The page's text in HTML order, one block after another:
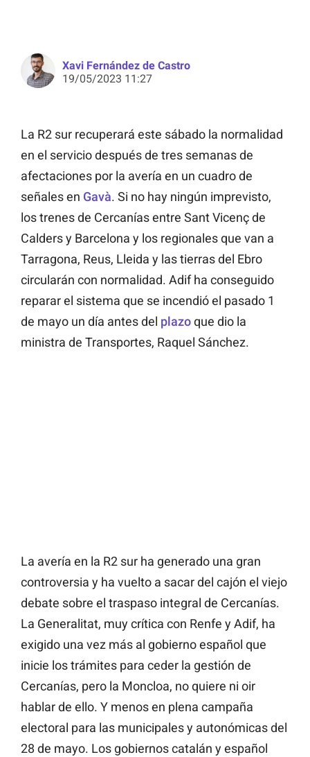
Xavi Fernández de Castro
19/05/2023 11:27
La R2 sur recuperará este sábado la normalidad
en el servicio después de tres semanas de
afectaciones por la avería en un cuadro de
señales en Gavà. Si no hay ningún imprevisto,
los trenes de Cercanías entre Sant Vicenç de
Calders y Barcelona y los regionales que van a
Tarragona, Reus, Lleida y las tierras del Ebro
circularán con normalidad. Adif ha conseguido
reparar el sistema que se incendió el pasado 1
de mayo un día antes del plazoque dio la
ministra de Transportes, Raquel Sánchez.
La avería en la R2 sur ha generado una gran
controversia y ha vuelto a sacar del cajón el viejo
debate sobre el traspaso integral de Cercanías.
La Generalitat, muy crítica con Renfe y Adif, ha
exigido una vez más al gobierno español que
inicie los trámites para ceder la gestión de
Cercanías, pero la Moncloa, no quiere ni oir
hablar de ello. Y menos en plena campaña
electoral para las municipales y autonómicas del
28 de mayo. Los gobiernos catalán y español